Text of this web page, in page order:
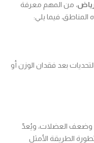
، من المهم معرفة
المناطق، فيما يلي:
بعد فقدان الوزن أو
وضعف العضلات، ويُعدّ
الطريقة الأمثل